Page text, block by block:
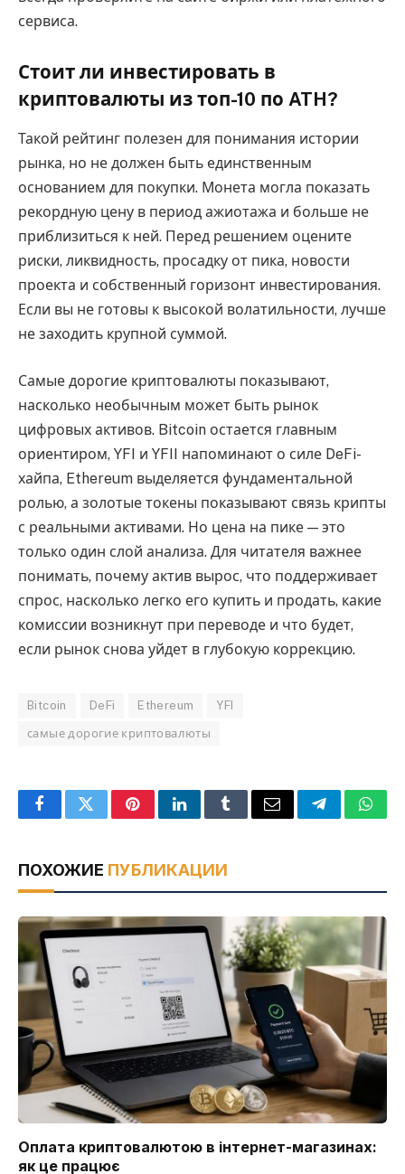
сервиса.
Стоит ли инвестировать в
криптовалюты из топ-10 по ATH?
Такой рейтинг полезен для понимания истории
рынка, но не должен быть единственным
основанием для покупки. Монета могла показать
рекордную цену в период ажиотажа и больше не
приблизиться к ней. Перед решением оцените
риски, ликвидность, просадку от пика, новости
проекта и собственный горизонт инвестирования.
Если вы не готовы к высокой волатильности, лучше
не заходить крупной суммой.
Самые дорогие криптовалюты показывают,
насколько необычным может быть рынок
цифровых активов. Bitcoin остается главным
ориентиром, YFI и YFII напоминают о силе DeFi-
хайпа, Ethereum выделяется фундаментальной
ролью, а золотые токены показывают связь крипты
с реальными активами. Но цена на пике — это
только один слой анализа. Для читателя важнее
понимать, почему актив вырос, что поддерживает
спрос, насколько легко его купить и продать, какие
комиссии возникнут при переводе и что будет,
если рынок снова уйдет в глубокую коррекцию.
Bitcoin DeFi Ethereum YFI
самые дорогие криптовалюты
FacebookTwitterPinterestLinkedInTumblrEmail Telegram
ПОХОЖИЕ ПУБЛИКАЦИИ
Оплата криптовалютою в інтернет-магазинах:
як це працює